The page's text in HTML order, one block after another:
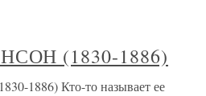
(1830-1886)
1886) Кто-то называет ее